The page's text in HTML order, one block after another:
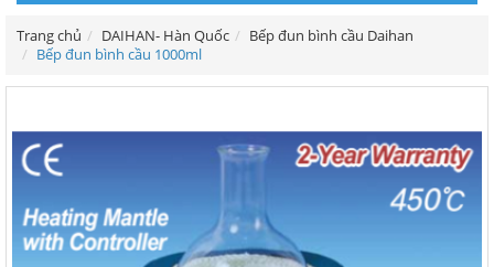
Trang chủ DAIHAN- Hàn Quốc
Bếp đun bình cầu Daihan
Bếp đun bình cầu 1000ml